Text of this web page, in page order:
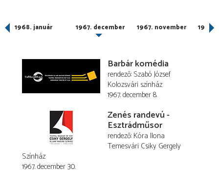
1968. január 1967. december 1967. november 1967.
Barbár komédia
rendező Szabó József
Kolozsvári színház
1967. december 8.
Zenés randevú -
Esztrádműsor
rendező Kóra Ilona
Temesvári Csiky Gergely
Színház
1967. december 30.